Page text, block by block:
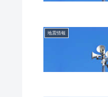
地震情報